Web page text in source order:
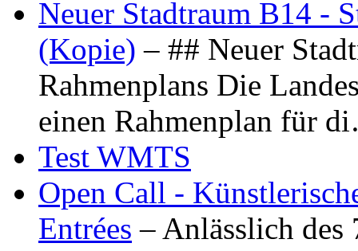
Neuer Stadtraum B14 -
(Kopie) – ## Neuer
Rahmenplans Die
einen Rahmenplan für
Test WMTS
Open Call -
Entrées – Anlässlich